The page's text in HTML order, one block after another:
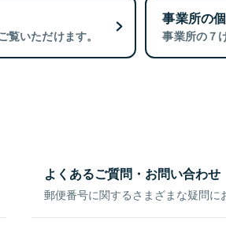
いただけます。
事業所の
事業所の７
よくあるご質問・お問い合わせ
郵便番号に関するさまざまな疑問に